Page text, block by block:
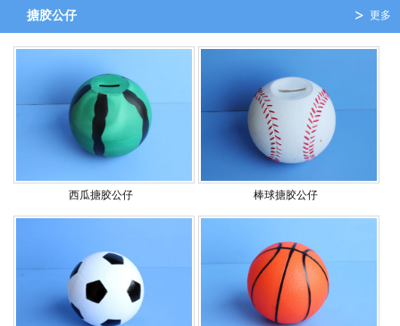
更多
搪胶公仔
西瓜搪胶公仔 棒球搪胶公仔